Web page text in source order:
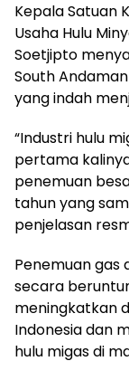
Kepala Satuan
Usaha Hulu
Soetjipto
South
yang indah
“Industri hulu
pertama
penemuan
tahun yang
penjelasan
Penemuan gas
secara
meningkatkan
Indonesia dan
hulu migas di